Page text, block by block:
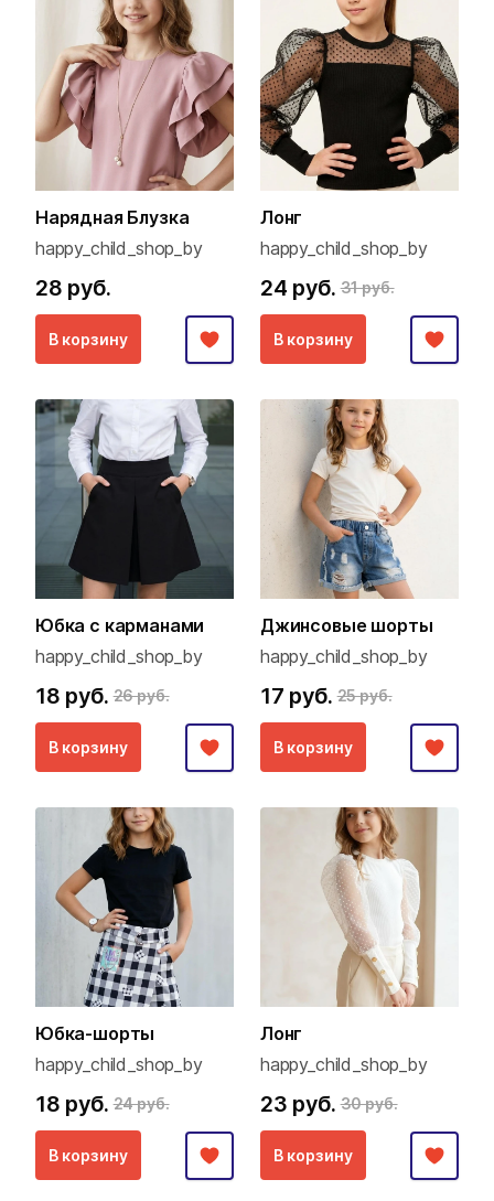
Нарядная Блузка
happy_child_shop_by
28 руб.
В корзину
Лонг
happy_child_shop_by
24 руб. 31 руб.
В корзину
Юбка с карманами
happy_child_shop_by
18 руб. 26 руб.
В корзину
Джинсовые шорты
happy_child_shop_by
17 руб. 25 руб.
В корзину
Юбка-шорты
happy_child_shop_by
18 руб. 24 руб.
В корзину
Лонг
happy_child_shop_by
23 руб. 30 руб.
В корзину